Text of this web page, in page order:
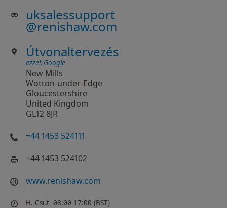
uksalessupport
@renishaw.com
Útvonaltervezés
ezzel: Google
New Mills
Wotton-under-Edge
Gloucestershire
United Kingdom
GL12 8JR
+44 1453 524111
+44 1453 524102
www​.renishaw​.com
H.-Csüt 08:00-17:00 (BST)